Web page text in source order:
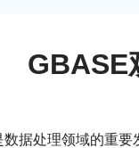
GBASE
据处理领域的重